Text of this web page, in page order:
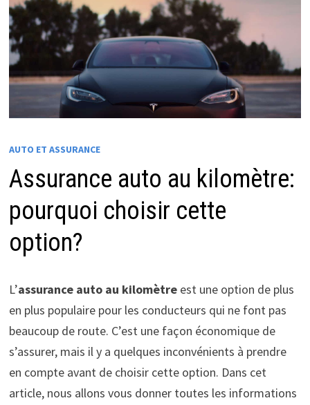
AUTO ET ASSURANCE
Assurance auto au kilomètre:
pourquoi choisir cette
option?
L’assurance auto au kilomètreest une option de plus
en plus populaire pour les conducteurs qui ne font pas
beaucoup de route. C’est une façon économique de
s’assurer, mais il y a quelques inconvénients à prendre
en compte avant de choisir cette option. Dans cet
article, nous allons vous donner toutes les informations